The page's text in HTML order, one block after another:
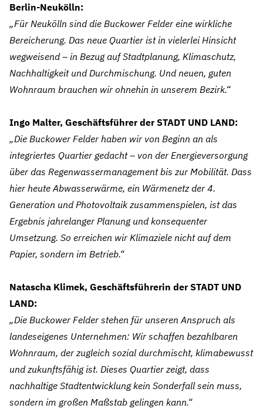
Berlin‑Neukölln:
„Für Neukölln sind die Buckower Felder eine wirkliche
Bereicherung. Das neue Quartier ist in vielerlei Hinsicht
wegweisend – in Bezug auf Stadtplanung, Klimaschutz,
Nachhaltigkeit und Durchmischung. Und neuen, guten
Wohnraum brauchen wir ohnehin in unserem Bezirk.“
Ingo Malter, Geschäftsführer der STADT UND LAND:
„Die Buckower Felder haben wir von Beginn an als
integriertes Quartier gedacht – von der Energieversorgung
über das Regenwassermanagement bis zur Mobilität. Dass
hier heute Abwasserwärme, ein Wärmenetz der 4.
Generation und Photovoltaik zusammenspielen, ist das
Ergebnis jahrelanger Planung und konsequenter
Umsetzung. So erreichen wir Klimaziele nicht auf dem
Papier, sondern im Betrieb.“
Natascha Klimek, Geschäftsführerin der STADT UND
LAND:
„Die Buckower Felder stehen für unseren Anspruch als
landeseigenes Unternehmen: Wir schaffen bezahlbaren
Wohnraum, der zugleich sozial durchmischt, klimabewusst
und zukunftsfähig ist. Dieses Quartier zeigt, dass
nachhaltige Stadtentwicklung kein Sonderfall sein muss,
sondern im großen Maßstab gelingen kann.“